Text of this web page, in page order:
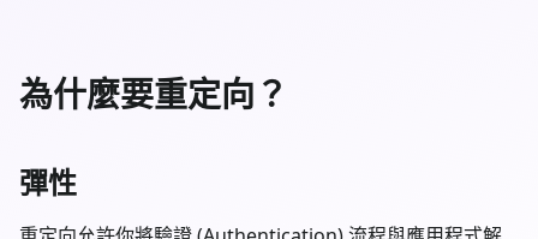
為什麼要重定向？
彈性